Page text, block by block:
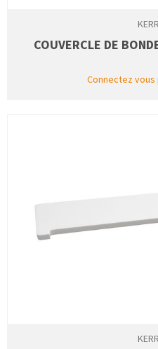
COUVERCLE DE
Connectez